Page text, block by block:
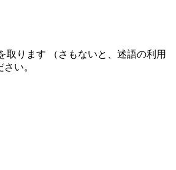
取ります （さもないと、述語の利用
い。